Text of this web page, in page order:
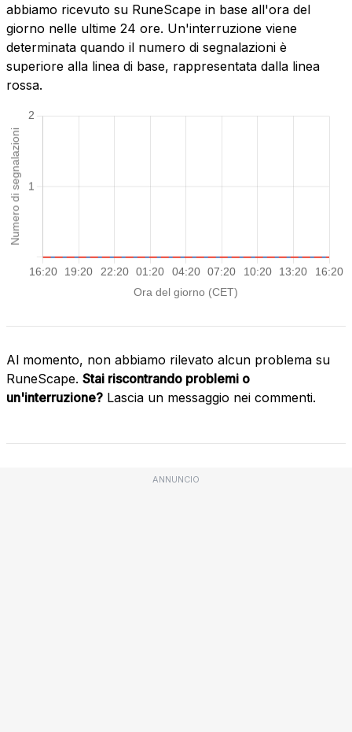
abbiamo ricevuto su RuneScape in base all'ora del
giorno nelle ultime 24 ore. Un'interruzione viene
determinata quando il numero di segnalazioni è
superiore alla linea di base, rappresentata dalla linea
rossa.
Al momento, non abbiamo rilevato alcun problema su
RuneScape. Stai riscontrando problemi o
un'interruzione? Lascia un messaggio nei commenti.
ANNUNCIO